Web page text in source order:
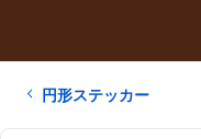
円形ステッカー